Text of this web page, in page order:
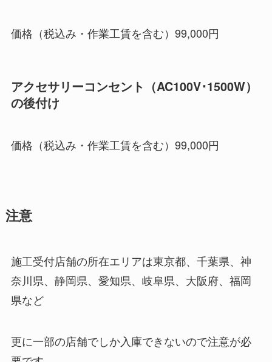
価格（税込み・作業工賃を含む）99,000円
アクセサリーコンセント（AC100V･1500W）
の後付け
価格（税込み・作業工賃を含む）99,000円
注意
施工受付店舗の所在エリアは東京都、千葉県、神
奈川県、静岡県、愛知県、岐阜県、大阪府、福岡
県など
更に一部の店舗でしか入庫できないので注意が必